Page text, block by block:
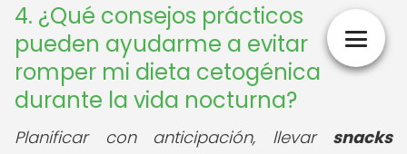
4. ¿Qué consejos prácticos
pueden ayudarme a evitar
romper mi dieta cetogénica
durante la vida nocturna?
Planificar con anticipación, llevar snacks